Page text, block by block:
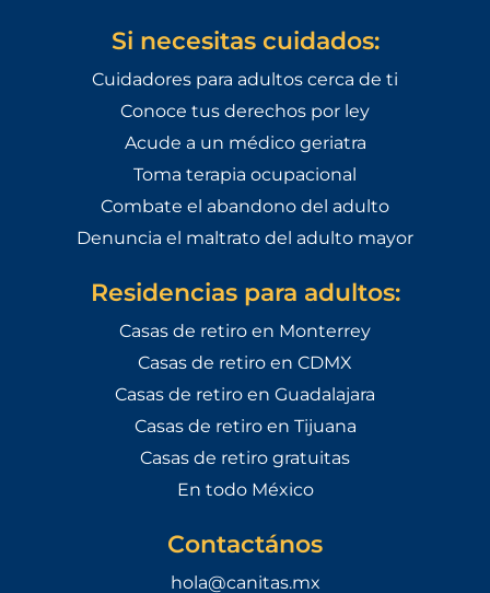
Si necesitas cuidados:
Cuidadores para adultos cerca de ti
Conoce tus derechos por ley
Acude a un médico geriatra
Toma terapia ocupacional
Combate el abandono del adulto
Denuncia el maltrato del adulto mayor
Residencias para adultos:
Casas de retiro en Monterrey
Casas de retiro en CDMX
Casas de retiro en Guadalajara
Casas de retiro en Tijuana
Casas de retiro gratuitas
En todo México
Contactános
hola@canitas.mx